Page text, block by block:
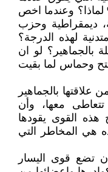
فصائل لا تصل نسبتهاال 20% لماذا؟ وعندما اخص
ديمقراطية وحزب
لهذه الدرجة؟
بالجماهير؟ لو ان
وحماس لما بقيت
بالجماهير
معها، وأن
هذه القوى يقودها
هي المخاطر التي
تضع قوى اليسار